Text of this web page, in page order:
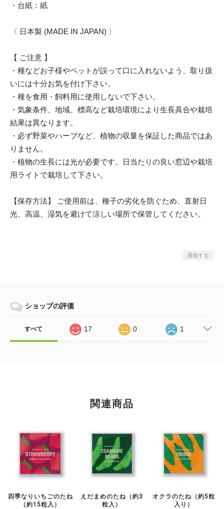
・台紙：紙
〈 日本製 (MADE IN JAPAN) 〉
【 ご注意 】
・種などお子様やペットが誤って口に入れないよう、取り扱
いには十分お気を付け下さい。
・種を食用・飼料用に使用しないで下さい。
・気象条件、地域、標高など栽培環境により生長具合や栽培
結果は異なります。
・必ず野菜やハーブなど、植物の収量を保証した商品ではあ
りません。
・植物の生長には光が必要です。日当たりの良い窓辺や栽培
用ライトで栽培して下さい。
【保存方法】 ご使用前は、種子の劣化を防ぐため、直射日
光、高温、湿気を避けて涼しい場所で保管してください。
通報する
ショップの評価
すべて 17 0 1
関連商品
四季なりいちごのたね
（約15粒入）
えだまめのたね（約3
粒入）
オクラのたね（約5粒
入り）